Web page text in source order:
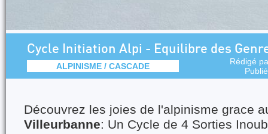
Cycle Initiation Alpi - Equilibre des
ALPINISME / CASCADE
Rédigé
Découvrez les joies de l'alpinisme grace
Villeurbanne: Un Cycle de 4 Sorties